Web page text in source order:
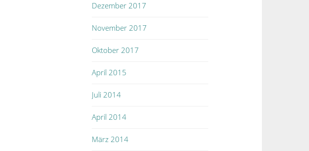
Dezember 2017
November 2017
Oktober 2017
April 2015
Juli 2014
April 2014
März 2014